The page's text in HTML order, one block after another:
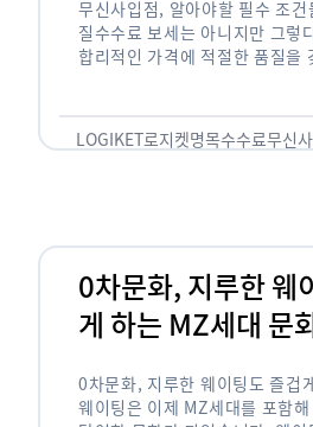
무신사입점, 알아야할 필수 조
질수수료 보세는 아니지만 그렇
합리적인 가격에 적절한 품질을
LOGIKET로지켓명목수수료무신사
0차문화, 지루한 웨
게 하는 MZ세대 문
0차문화, 지루한 웨이팅도 즐겁
웨이팅은 이제 MZ세대를 포함